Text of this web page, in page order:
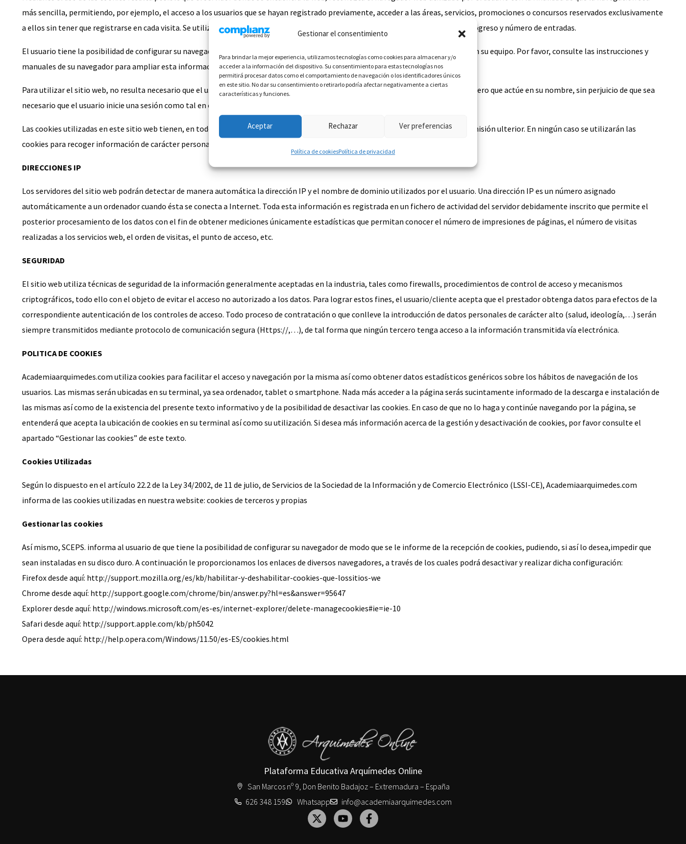
Gestionar el consentimiento
Para brindar la mejor experiencia, utilizamos tecnologías como cookies para almacenar y/o
acceder a la información del dispositivo. Su consentimiento para estas tecnologías nos
permitirá procesar datos como el comportamiento de navegación o los identificadores únicos
en este sitio. No dar su consentimiento o retirarlo podría afectar negativamente a ciertas
características y funciones.
Aceptar Rechazar Ver preferencias
Política de cookiesPolítica de privacidad
más sencilla, permitiendo, por ejemplo, el acceso a los usuarios que se hayan registrado previamente, acceder a las áreas, servicios, promociones o concursos reservados exclusivamente
a ellos sin tener que registrarse en cada visita. Se utilizan también para medir la audiencia y parámetros del tráfico, controlar el progreso y número de entradas.
El usuario tiene la posibilidad de configurar su navegador para ser avisado de la recepción de cookies y para impedir su instalación en su equipo. Por favor, consulte las instrucciones y
manuales de su navegador para ampliar esta información.
Para utilizar el sitio web, no resulta necesario que el usuario permita la instalación de las cookies enviadas por el sitio web, o el tercero que actúe en su nombre, sin perjuicio de que sea
necesario que el usuario inicie una sesión como tal en cada uno de los servicios cuya prestación requiera el previo registro o “login
Las cookies utilizadas en este sitio web tienen, en todo caso, carácter temporal con la única finalidad de hacer más eficaz su transmisión ulterior. En ningún caso se utilizarán las
cookies para recoger información de carácter personal.
DIRECCIONES IP
Los servidores del sitio web podrán detectar de manera automática la dirección IP y el nombre de dominio utilizados por el usuario. Una dirección IP es un número asignado
automáticamente a un ordenador cuando ésta se conecta a Internet. Toda esta información es registrada en un fichero de actividad del servidor debidamente inscrito que permite el
posterior procesamiento de los datos con el fin de obtener mediciones únicamente estadísticas que permitan conocer el número de impresiones de páginas, el número de visitas
realizadas a los servicios web, el orden de visitas, el punto de acceso, etc.
SEGURIDAD
El sitio web utiliza técnicas de seguridad de la información generalmente aceptadas en la industria, tales como firewalls, procedimientos de control de acceso y mecanismos
criptográficos, todo ello con el objeto de evitar el acceso no autorizado a los datos. Para lograr estos fines, el usuario/cliente acepta que el prestador obtenga datos para efectos de la
correspondiente autenticación de los controles de acceso. Todo proceso de contratación o que conlleve la introducción de datos personales de carácter alto (salud, ideología,…) serán
siempre transmitidos mediante protocolo de comunicación segura (Https://,…), de tal forma que ningún tercero tenga acceso a la información transmitida vía electrónica.
POLITICA DE COOKIES
Academiaarquimedes.com utiliza cookies para facilitar el acceso y navegación por la misma así como obtener datos estadísticos genéricos sobre los hábitos de navegación de los
usuarios. Las mismas serán ubicadas en su terminal, ya sea ordenador, tablet o smartphone. Nada más acceder a la página serás sucintamente informado de la descarga e instalación de
las mismas así como de la existencia del presente texto informativo y de la posibilidad de desactivar las cookies. En caso de que no lo haga y continúe navegando por la página, se
entenderá que acepta la ubicación de cookies en su terminal así como su utilización. Si desea más información acerca de la gestión y desactivación de cookies, por favor consulte el
apartado “Gestionar las cookies” de este texto.
Cookies Utilizadas
Según lo dispuesto en el artículo 22.2 de la Ley 34/2002, de 11 de julio, de Servicios de la Sociedad de la Información y de Comercio Electrónico (LSSI-CE), Academiaarquimedes.com
informa de las cookies utilizadas en nuestra website: cookies de terceros y propias
Gestionar las cookies
Así mismo, SCEPS. informa al usuario de que tiene la posibilidad de configurar su navegador de modo que se le informe de la recepción de cookies, pudiendo, si así lo desea,impedir que
sean instaladas en su disco duro. A continuación le proporcionamos los enlaces de diversos navegadores, a través de los cuales podrá desactivar y realizar dicha configuración:
Firefox desde aquí: http://support.mozilla.org/es/kb/habilitar-y-deshabilitar-cookies-que-lossitios-we
Chrome desde aquí: http://support.google.com/chrome/bin/answer.py?hl=es&answer=95647
Explorer desde aquí: http://windows.microsoft.com/es-es/internet-explorer/delete-managecookies#ie=ie-10
Safari desde aquí: http://support.apple.com/kb/ph5042
Opera desde aquí: http://help.opera.com/Windows/11.50/es-ES/cookies.html
Plataforma Educativa Arquímedes Online
San Marcos nº 9, Don Benito Badajoz – Extremadura – España
626 348 159
Whatsapp info@academiaarquimedes.com